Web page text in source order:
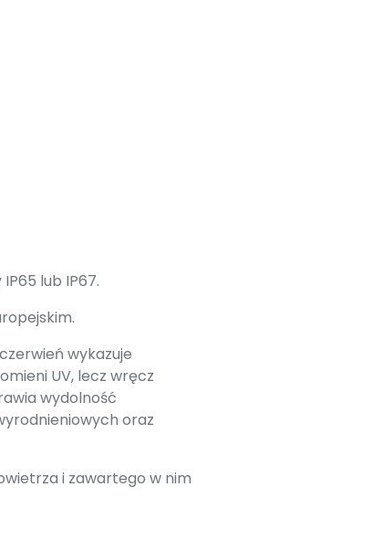
lub IP67.
wykazuje
UV, lecz wręcz
wydolność
oraz
i zawartego w nim